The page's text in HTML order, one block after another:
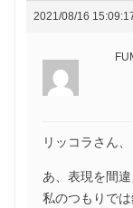
2021/08/16
リッコラさん、
あ、表現を間違
私のつもりで